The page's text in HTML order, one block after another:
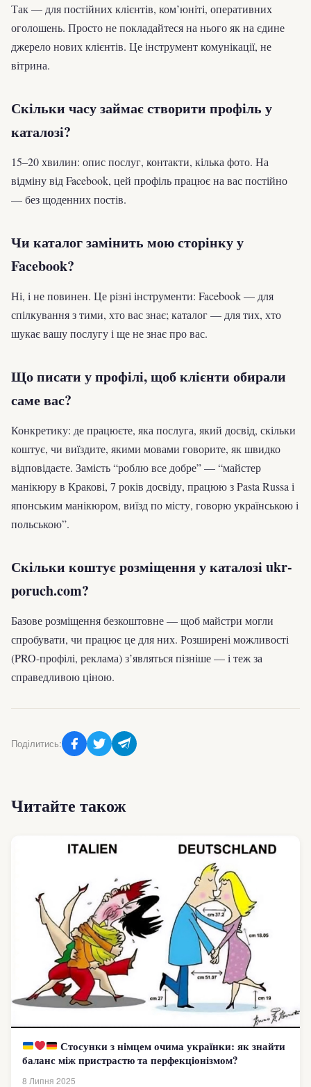
Так — для постійних клієнтів, ком’юніті, оперативних
оголошень. Просто не покладайтеся на нього як на єдине
джерело нових клієнтів. Це інструмент комунікації, не
вітрина.
Скільки часу займає створити профіль у
каталозі?
15–20 хвилин: опис послуг, контакти, кілька фото. На
відміну від Facebook, цей профіль працює на вас постійно
— без щоденних постів.
Чи каталог замінить мою сторінку у
Facebook?
Ні, і не повинен. Це різні інструменти: Facebook — для
спілкування з тими, хто вас знає; каталог — для тих, хто
шукає вашу послугу і ще не знає про вас.
Що писати у профілі, щоб клієнти обирали
саме вас?
Конкретику: де працюєте, яка послуга, який досвід, скільки
коштує, чи виїздите, якими мовами говорите, як швидко
відповідаєте. Замість “роблю все добре” — “майстер
манікюру в Кракові, 7 років досвіду, працюю з Pasta Russa і
японським манікюром, виїзд по місту, говорю українською і
польською”.
Скільки коштує розміщення у каталозі ukr-
poruch.com?
Базове розміщення безкоштовне — щоб майстри могли
спробувати, чи працює це для них. Розширені можливості
(PRO-профілі, реклама) з’являться пізніше — і теж за
справедливою ціною.
Поділитись:
Читайте також
Стосунки з німцем очима українки: як знайти
баланс між пристрастю та перфекціонізмом?
8 Липня 2025